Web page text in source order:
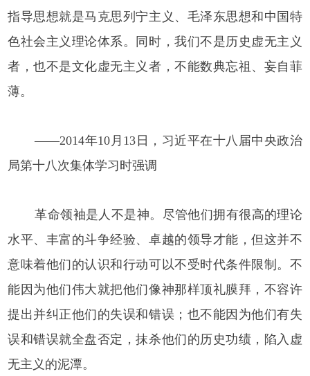
指导思想就是马克思列宁主义、毛泽东思想和中国特
色社会主义理论体系。同时，我们不是历史虚无主义
者，也不是文化虚无主义者，不能数典忘祖、妄自菲
薄。
——2014年10月13日，习近平在十八届中央政治
局第十八次集体学习时强调
革命领袖是人不是神。尽管他们拥有很高的理论
水平、丰富的斗争经验、卓越的领导才能，但这并不
意味着他们的认识和行动可以不受时代条件限制。不
能因为他们伟大就把他们像神那样顶礼膜拜，不容许
提出并纠正他们的失误和错误；也不能因为他们有失
误和错误就全盘否定，抹杀他们的历史功绩，陷入虚
无主义的泥潭。